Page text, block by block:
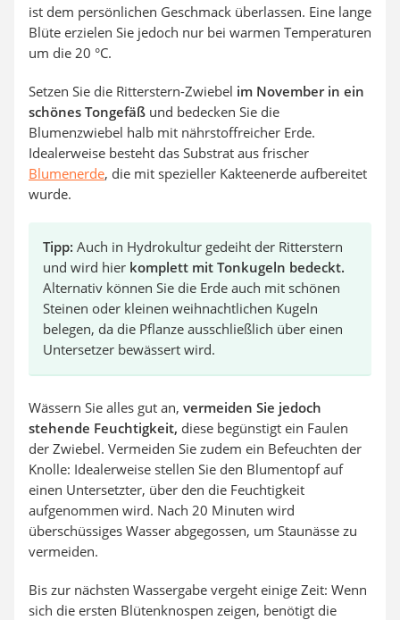
ist dem persönlichen Geschmack überlassen. Eine lange
Blüte erzielen Sie jedoch nur bei warmen Temperaturen
um die 20 °C.
Setzen Sie die Ritterstern-Zwiebel im November in ein
schönes Tongefäß und bedecken Sie die
Blumenzwiebel halb mit nährstoffreicher Erde.
Idealerweise besteht das Substrat aus frischer
Blumenerde, die mit spezieller Kakteenerde aufbereitet
wurde.
Tipp: Auch in Hydrokultur gedeiht der Ritterstern
und wird hier komplett mit Tonkugeln bedeckt.
Alternativ können Sie die Erde auch mit schönen
Steinen oder kleinen weihnachtlichen Kugeln
belegen, da die Pflanze ausschließlich über einen
Untersetzer bewässert wird.
Wässern Sie alles gut an, vermeiden Sie jedoch
stehende Feuchtigkeit, diese begünstigt ein Faulen
der Zwiebel. Vermeiden Sie zudem ein Befeuchten der
Knolle: Idealerweise stellen Sie den Blumentopf auf
einen Untersetzter, über den die Feuchtigkeit
aufgenommen wird. Nach 20 Minuten wird
überschüssiges Wasser abgegossen, um Staunässe zu
vermeiden.
Bis zur nächsten Wassergabe vergeht einige Zeit: Wenn
sich die ersten Blütenknospen zeigen, benötigt die